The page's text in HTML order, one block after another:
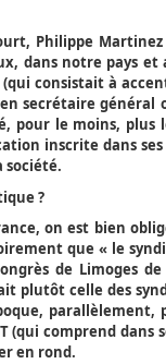
Philippe
dans notre pays et
consistait à
secrétaire
pour le moins,
inscrite dans
société.
?
on est bien
que « le
de Limoges
plutôt celle des
(qui comprend
en rond.